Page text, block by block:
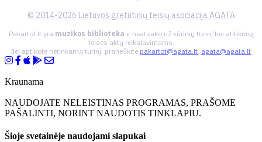
© 2014-2026 Lietuvos gretutinių teisių asociacija AGATA
Pakartot.lt yra muzikos biblioteka ir neatsako už kūrinių turinį bei atitikimą
teisės aktų reikalavimams.
Jei aptikote netinkamą turinį, praneškite pakartot@agata.lt, agata@agata.lt
Kraunama
NAUDOJATE NELEISTINAS PROGRAMAS, PRAŠOME
PAŠALINTI, NORINT NAUDOTIS TINKLAPIU.
Šioje svetainėje naudojami slapukai